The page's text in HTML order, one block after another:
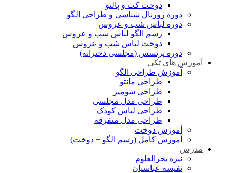
دوخت کت و پالتو
دوره ژورنال شناسی و طراحی الگو
دوره لباس شب و عروس
رسم الگو لباس شب و عروس
دوخت لباس شب و عروس
دوره پرنسس (مجلسی دخترانه)
آموزش های تکی
آموزش طراحی الگو
طراحی مانتو
طراحی شومیز
طراحی مدل مجلسی
طراحی لباس کودک
طراحی مدل متفرقه
آموزش دوخت
آموزش کامل (رسم الگو + دوخت)
مدرس
نیره بحرالعلوم
نفیسه عباسیان